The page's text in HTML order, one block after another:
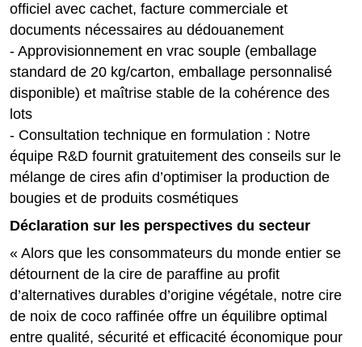
officiel avec cachet, facture commerciale et
documents nécessaires au dédouanement
- Approvisionnement en vrac souple (emballage
standard de 20 kg/carton, emballage personnalisé
disponible) et maîtrise stable de la cohérence des
lots
- Consultation technique en formulation : Notre
équipe R&D fournit gratuitement des conseils sur le
mélange de cires afin d’optimiser la production de
bougies et de produits cosmétiques
Déclaration sur les perspectives du secteur
« Alors que les consommateurs du monde entier se
détournent de la cire de paraffine au profit
d’alternatives durables d’origine végétale, notre cire
de noix de coco raffinée offre un équilibre optimal
entre qualité, sécurité et efficacité économique pour